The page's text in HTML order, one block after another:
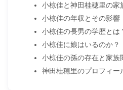
小椋佳と神田桂穂里の家
小椋佳の年収とその影響
小椋佳の長男の学歴とは
小椋佳に娘はいるのか？
小椋佳の孫の存在と家族
神田桂穂里のプロフィー